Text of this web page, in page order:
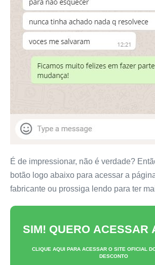
É de impressionar, não é verdade?
botão logo abaixo para acessar a
fabricante ou prossiga lendo para ter
SIM! QUERO ACESSAR
CLIQUE AQUI PARA ACESSAR O SITE OFICIAL
DESCONTO